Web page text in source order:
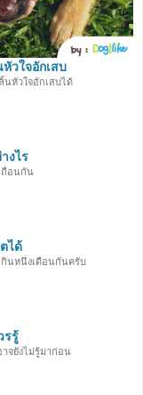
วใจอักเสบ
นหัวใจอักเสบได้
งไร
ถื่อนกัน
ได้
กินหนึ่งเดือนกันครับ
รรู้
จยังไม่รู้มาก่อน